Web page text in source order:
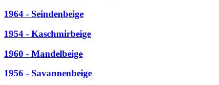
1964 - Seindenbeige
1954 - Kaschmirbeige
1960 - Mandelbeige
1956 - Savannenbeige